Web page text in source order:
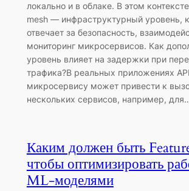
локально и в облаке. В этом
mesh — инфраструктурный уровень,
отвечает за безопасность,
мониторинг микросервисов. Как
уровень влияет на задержки при
трафика?В реальных приложениях
микросервису может привести к
нескольких сервисов, например,
Каким должен быть
чтобы оптимизировать
ML-моделями